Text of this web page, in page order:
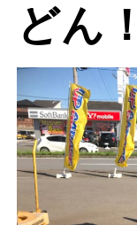
どん